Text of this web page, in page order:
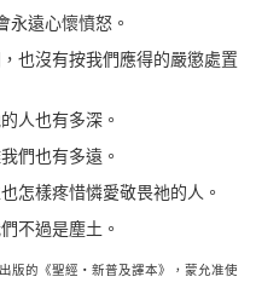
永遠心懷憤怒。
也沒有按我們應得的嚴懲處置
人也有多深。
們也有多遠。
怎樣疼惜憐愛敬畏祂的人。
不過是塵土。
版的《聖經・新普及譯本》，蒙允准使